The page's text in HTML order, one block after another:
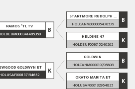
RAMOS *TL TV B
GOLDWYN ET
HOLUSAF000137154652 K
STARTMORE RUDOLPH ...
HOLCANM000005470579
B
HELDINE 47
HOLDEUF001015240262
K
GOLDWIN
HOLCANM000010705608
B
OKATO MARITA ET
HOLUSAF000132964825 K